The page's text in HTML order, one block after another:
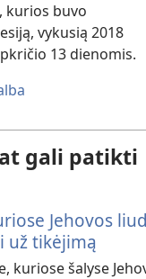
kurios buvo
vykusią 2018
13 dienomis.
gali patikti
Jehovos
už tikėjimą
kuriose šalyse